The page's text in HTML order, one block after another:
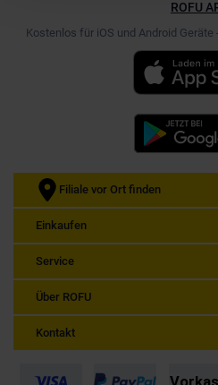
ROFU
Kostenlos für iOS und Android
Filiale vor Ort finden
Einkaufen
Service
Über ROFU
Kontakt